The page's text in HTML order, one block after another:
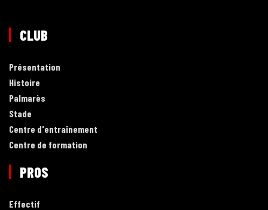
CLUB
Présentation
Histoire
Palmarès
Stade
Centre d'entraînement
Centre de formation
PROS
Effectif